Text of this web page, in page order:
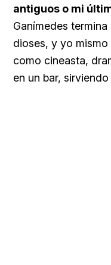
antiguos o mi
Ganímedes
dioses, y yo
como cineasta,
en un bar,